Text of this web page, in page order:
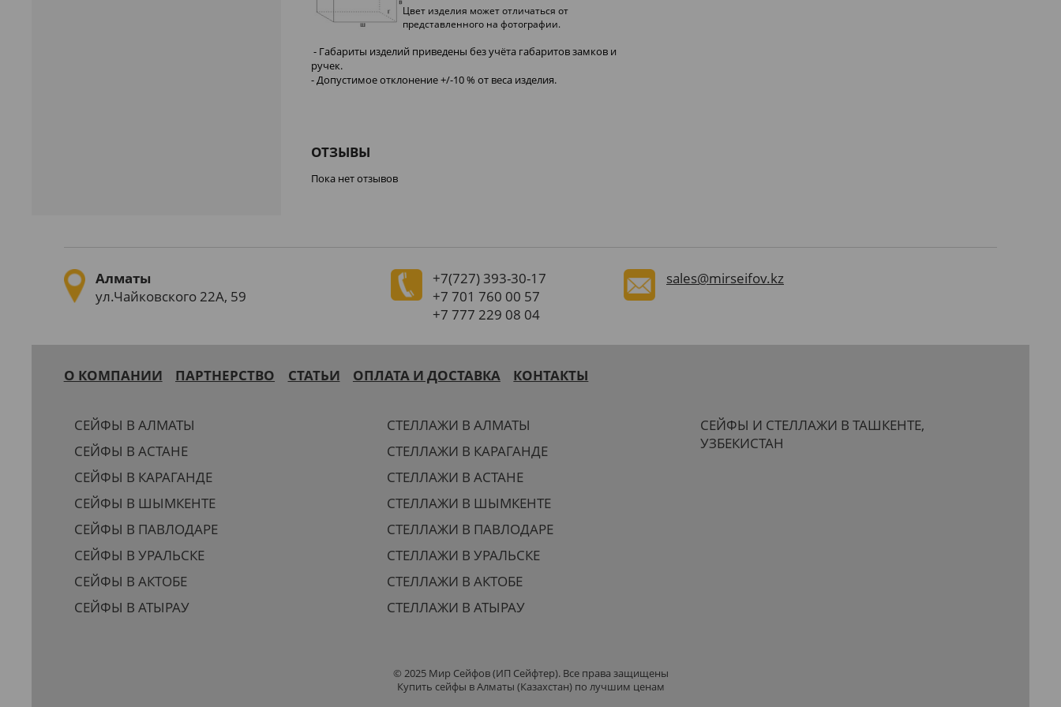
Цвет изделия может отличаться от
представленного на фотографии.
- Габариты изделий приведены без учёта габаритов замков и
ручек.
- Допустимое отклонение +/-10 % от веса изделия.
ОТЗЫВЫ
Пока нет отзывов
Алматы
ул.Чайковского 22А, 59
+7(727)393-30-17
+7 701 760 00 57
+7 777 229 08 04
sales@mirseifov.kz
О КОМПАНИИ ПАРТНЕРСТВО СТАТЬИ ОПЛАТА И ДОСТАВКА КОНТАКТЫ
СЕЙФЫ В АЛМАТЫ
СЕЙФЫ В АСТАНЕ
СЕЙФЫ В КАРАГАНДЕ
СЕЙФЫ В ШЫМКЕНТЕ
СЕЙФЫ В ПАВЛОДАРЕ
СЕЙФЫ В УРАЛЬСКЕ
СЕЙФЫ В АКТОБЕ
СЕЙФЫ В АТЫРАУ
СТЕЛЛАЖИ В АЛМАТЫ
СТЕЛЛАЖИ В КАРАГАНДЕ
СТЕЛЛАЖИ В АСТАНЕ
СТЕЛЛАЖИ В ШЫМКЕНТЕ
СТЕЛЛАЖИ В ПАВЛОДАРЕ
СТЕЛЛАЖИ В УРАЛЬСКЕ
СТЕЛЛАЖИ В АКТОБЕ
СТЕЛЛАЖИ В АТЫРАУ
СЕЙФЫ И СТЕЛЛАЖИ В ТАШКЕНТЕ,
УЗБЕКИСТАН
© 2025 Мир Сейфов (ИП Сейфтер). Все права защищены
Купить сейфы в Алматы (Казахстан) по лучшим ценам